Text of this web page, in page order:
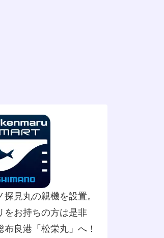
探見丸の親機を設置。
をお持ちの方は是非
布良港「松栄丸」へ！